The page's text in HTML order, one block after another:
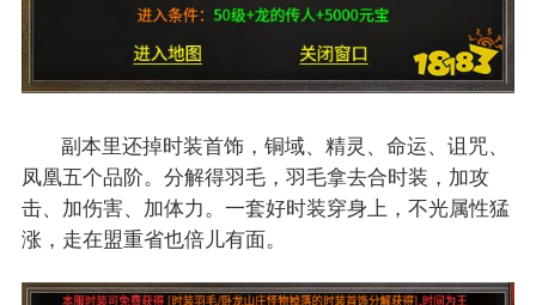
副本里还掉时装首饰，铜域、精灵、命运、诅咒、
凤凰五个品阶。分解得羽毛，羽毛拿去合时装，加攻
击、加伤害、加体力。一套好时装穿身上，不光属性猛
涨，走在盟重省也倍儿有面。